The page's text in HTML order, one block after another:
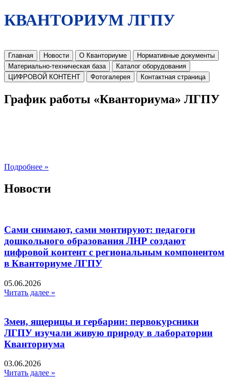
КВАНТОРИУМ ЛГПУ
Главная Новости О Кванториуме
Нормативные документы
Материально-техническая база
Каталог оборудования
ЦИФРОВОЙ КОНТЕНТ
Фотогалерея Контактная страница
График работы «Кванториума» ЛГПУ
Подробнее »
Новости
Сами снимают, сами монтируют: педагоги
дошкольного образования ЛНР создают
цифровой контент с региональным компонентом
в Кванториуме ЛГПУ​
05.06.2026
Читать далее »
Змеи, ящерицы и гербарии: первокурсники
ЛГПУ изучали живую природу в лаборатории
Кванториума
03.06.2026
Читать далее »